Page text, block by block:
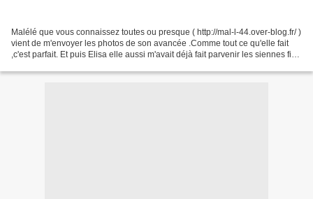
Malélé que vous connaissez toutes ou presque ( http://mal-l-44.over-blog.fr/ )
vient de m'envoyer les photos de son avancée .Comme tout ce qu'elle fait
,c'est parfait. Et puis Elisa elle aussi m'avait déjà fait parvenir les siennes fin